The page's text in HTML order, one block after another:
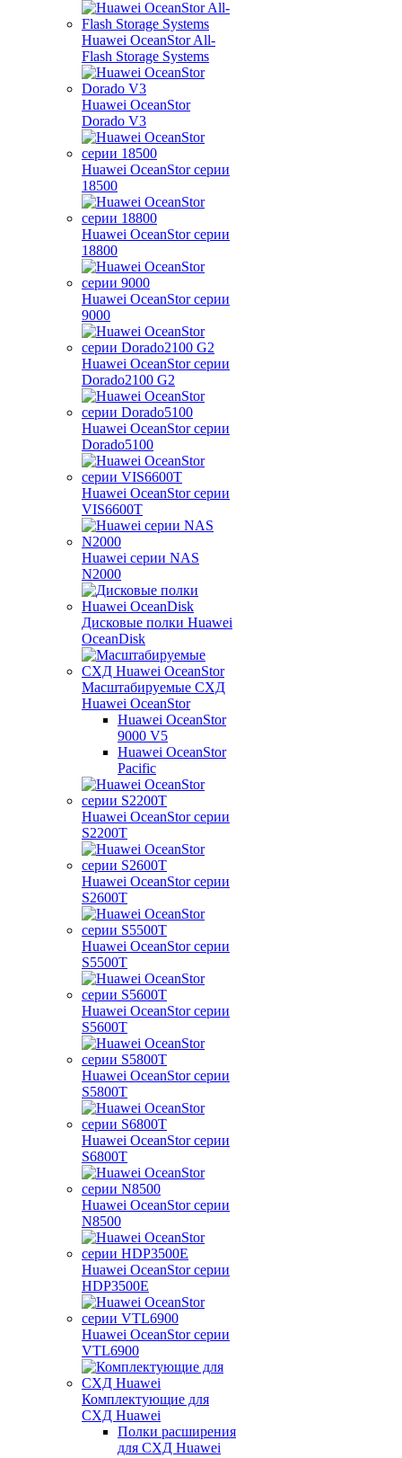
Huawei OceanStor All-
Flash Storage Systems
Huawei OceanStor
Dorado V3
Huawei OceanStor серии
18500
Huawei OceanStor серии
18800
Huawei OceanStor серии
9000
Huawei OceanStor серии
Dorado2100 G2
Huawei OceanStor серии
Dorado5100
Huawei OceanStor серии
VIS6600T
Huawei серии NAS
N2000
Дисковые полки Huawei
OceanDisk
Масштабируемые СХД
Huawei OceanStor
Huawei OceanStor
9000 V5
Huawei OceanStor
Pacific
Huawei OceanStor серии
S2200T
Huawei OceanStor серии
S2600T
Huawei OceanStor серии
S5500T
Huawei OceanStor серии
S5600T
Huawei OceanStor серии
S5800T
Huawei OceanStor серии
S6800T
Huawei OceanStor серии
N8500
Huawei OceanStor серии
HDP3500E
Huawei OceanStor серии
VTL6900
Комплектующие для
СХД Huawei
Полки расширения
для СХД Huawei